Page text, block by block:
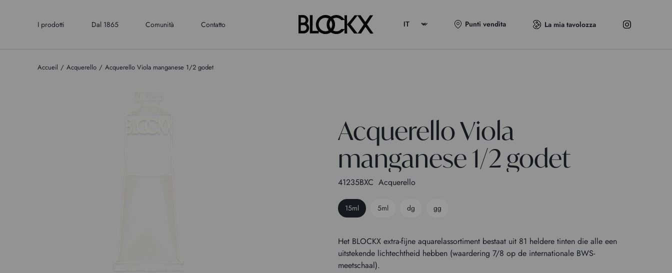
I prodotti Dal 1865 Comunità Contatto Punti vendita La mia tavolozza
Accueil Acquerello Acquerello Viola manganese 1/2 godet
Acquerello Viola
manganese 1/2 godet
41235BXC Acquerello
15ml 5ml dg gg
Het BLOCKX extra-fijne aquarelassortiment bestaat uit 81 heldere tinten die alle een
uitstekende lichtechtheid hebben (waardering 7/8 op de internationale BWS-
meetschaal).